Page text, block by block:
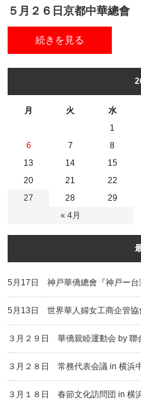
５月２６日京都中華總會
続きを見る
月 火 水
« 4月
1
6
7 8
13
14 15
20
21 22
27
28 29
5月17日 神戸華僑總會『神戸ー
5月13日 世界華人婦女工商企管
３月２９日 華僑親睦運動会 by 聯
３月２８日 常務代表会議 in 横浜
３月１８日 春節文化訪問団 in 横